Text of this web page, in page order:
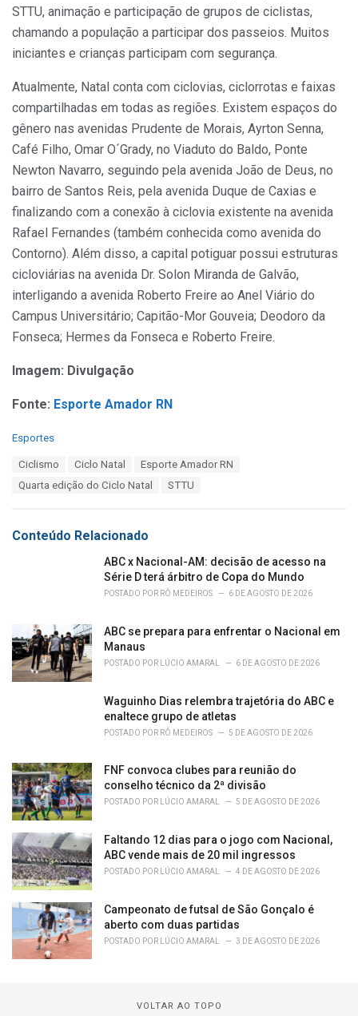
STTU, animação e participação de grupos de ciclistas,
chamando a população a participar dos passeios. Muitos
iniciantes e crianças participam com segurança.
Atualmente, Natal conta com ciclovias, ciclorrotas e faixas
compartilhadas em todas as regiões. Existem espaços do
gênero nas avenidas Prudente de Morais, Ayrton Senna,
Café Filho, Omar O´Grady, no Viaduto do Baldo, Ponte
Newton Navarro, seguindo pela avenida João de Deus, no
bairro de Santos Reis, pela avenida Duque de Caxias e
finalizando com a conexão à ciclovia existente na avenida
Rafael Fernandes (também conhecida como avenida do
Contorno). Além disso, a capital potiguar possui estruturas
cicloviárias na avenida Dr. Solon Miranda de Galvão,
interligando a avenida Roberto Freire ao Anel Viário do
Campus Universitário; Capitão-Mor Gouveia; Deodoro da
Fonseca; Hermes da Fonseca e Roberto Freire.
Imagem: Divulgação
Fonte: Esporte Amador RN
C
i
Esportes
Ciclismo Ciclo Natal
Esporte Amador RN
Quarta edição do Ciclo Natal
STTU
Conteúdo Relacionado
ABC x Nacional-AM: decisão de acesso na
Série D terá árbitro de Copa do Mundo
POSTADO POR RÔ MEDEIROS 6 DE AGOSTO DE 2026
ABC se prepara para enfrentar o Nacional em
Manaus
POSTADO POR LÚCIO AMARAL 6 DE AGOSTO DE 2026
Waguinho Dias relembra trajetória do ABC e
enaltece grupo de atletas
POSTADO POR RÔ MEDEIROS 5 DE AGOSTO DE 2026
FNF convoca clubes para reunião do
conselho técnico da 2ª divisão
POSTADO POR LÚCIO AMARAL 5 DE AGOSTO DE 2026
Faltando 12 dias para o jogo com Nacional,
ABC vende mais de 20 mil ingressos
POSTADO POR LÚCIO AMARAL 4 DE AGOSTO DE 2026
Campeonato de futsal de São Gonçalo é
aberto com duas partidas
POSTADO POR LÚCIO AMARAL 3 DE AGOSTO DE 2026
VOLTAR AO TOPO